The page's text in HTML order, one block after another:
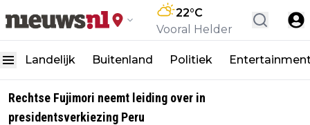
22°C
Vooral Helder
Landelijk Buitenland Politiek
Rechtse Fujimori neemt leiding over in
presidentsverkiezing Peru